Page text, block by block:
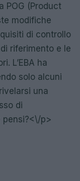
POG (Product
modifiche
di controllo
riferimento e le
L’EBA ha
solo alcuni
una
di
pensi?<\/p>